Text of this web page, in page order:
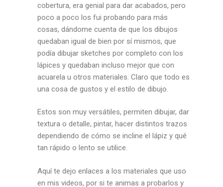
cobertura, era genial para dar acabados, pero
poco a poco los fui probando para más
cosas, dándome cuenta de que los dibujos
quedaban igual de bien por sí mismos, que
podía dibujar sketches por completo con los
lápices y quedaban incluso mejor que con
acuarela u otros materiales. Claro que todo es
una cosa de gustos y el estilo de dibujo.
Estos son muy versátiles, permiten dibujar, dar
textura o detalle, pintar, hacer distintos trazos
dependiendo de cómo se incline el lápiz y qué
tan rápido o lento se utilice.
Aquí te dejo enlaces a los materiales que uso
en mis videos, por si te animas a probarlos y